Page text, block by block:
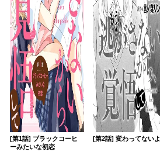
[第1話] ブラックコーヒ
ーみたいな初恋
[第2話] 変わってないよ